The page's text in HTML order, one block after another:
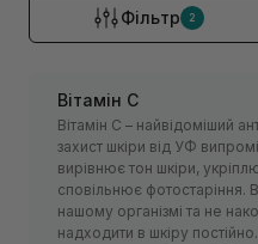
Фільтр 2
Вітамін С
Вітамін С – найвідоміший
захист шкіри від УФ
вирівнює тон шкіри,
сповільнює фотостаріння.
нашому організмі та не
надходити в шкіру